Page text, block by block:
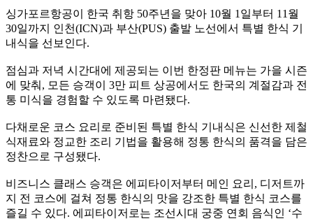
싱가포르항공이 한국 취항 50주년을 맞아 10월 1일부터 11월
30일까지 인천(ICN)과 부산(PUS) 출발 노선에서 특별 한식 기
내식을 선보인다.
점심과 저녁 시간대에 제공되는 이번 한정판 메뉴는 가을 시즌
에 맞춰, 모든 승객이 3만 피트 상공에서도 한국의 계절감과 전
통 미식을 경험할 수 있도록 마련됐다.
다채로운 코스 요리로 준비된 특별 한식 기내식은 신선한 제철
식재료와 정교한 조리 기법을 활용해 정통 한식의 품격을 담은
정찬으로 구성됐다.
비즈니스 클래스 승객은 에피타이저부터 메인 요리, 디저트까
지 전 코스에 걸쳐 정통 한식의 맛을 강조한 특별 한식 코스를
즐길 수 있다. 에피타이저로는 조선시대 궁중 연회 음식인 ‘수